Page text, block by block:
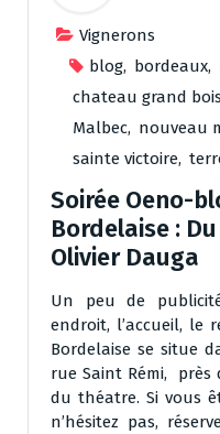
Vignerons
blog, bordeaux,
chateau grand
Malbec, nouveau
sainte victoire,
Soirée Oeno-
Bordelaise :
Olivier Dauga
Un peu de
endroit, l’accueil, le
Bordelaise se situe
rue Saint Rémi, près
du théatre. Si vous
n’hésitez pas,